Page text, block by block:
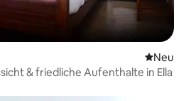
Neue
Neu
& friedliche Aufenthalte in Ella